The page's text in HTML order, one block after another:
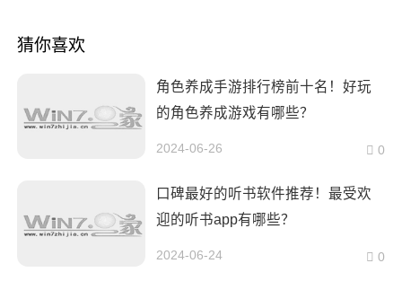
猜你喜欢
角色养成手游排行榜前十名！好玩
的角色养成游戏有哪些？
2024-06-26 0
口碑最好的听书软件推荐！最受欢
迎的听书app有哪些？
2024-06-24 0